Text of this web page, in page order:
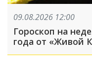
09.08.2026 12:00
Гороскоп на
года от «Живой